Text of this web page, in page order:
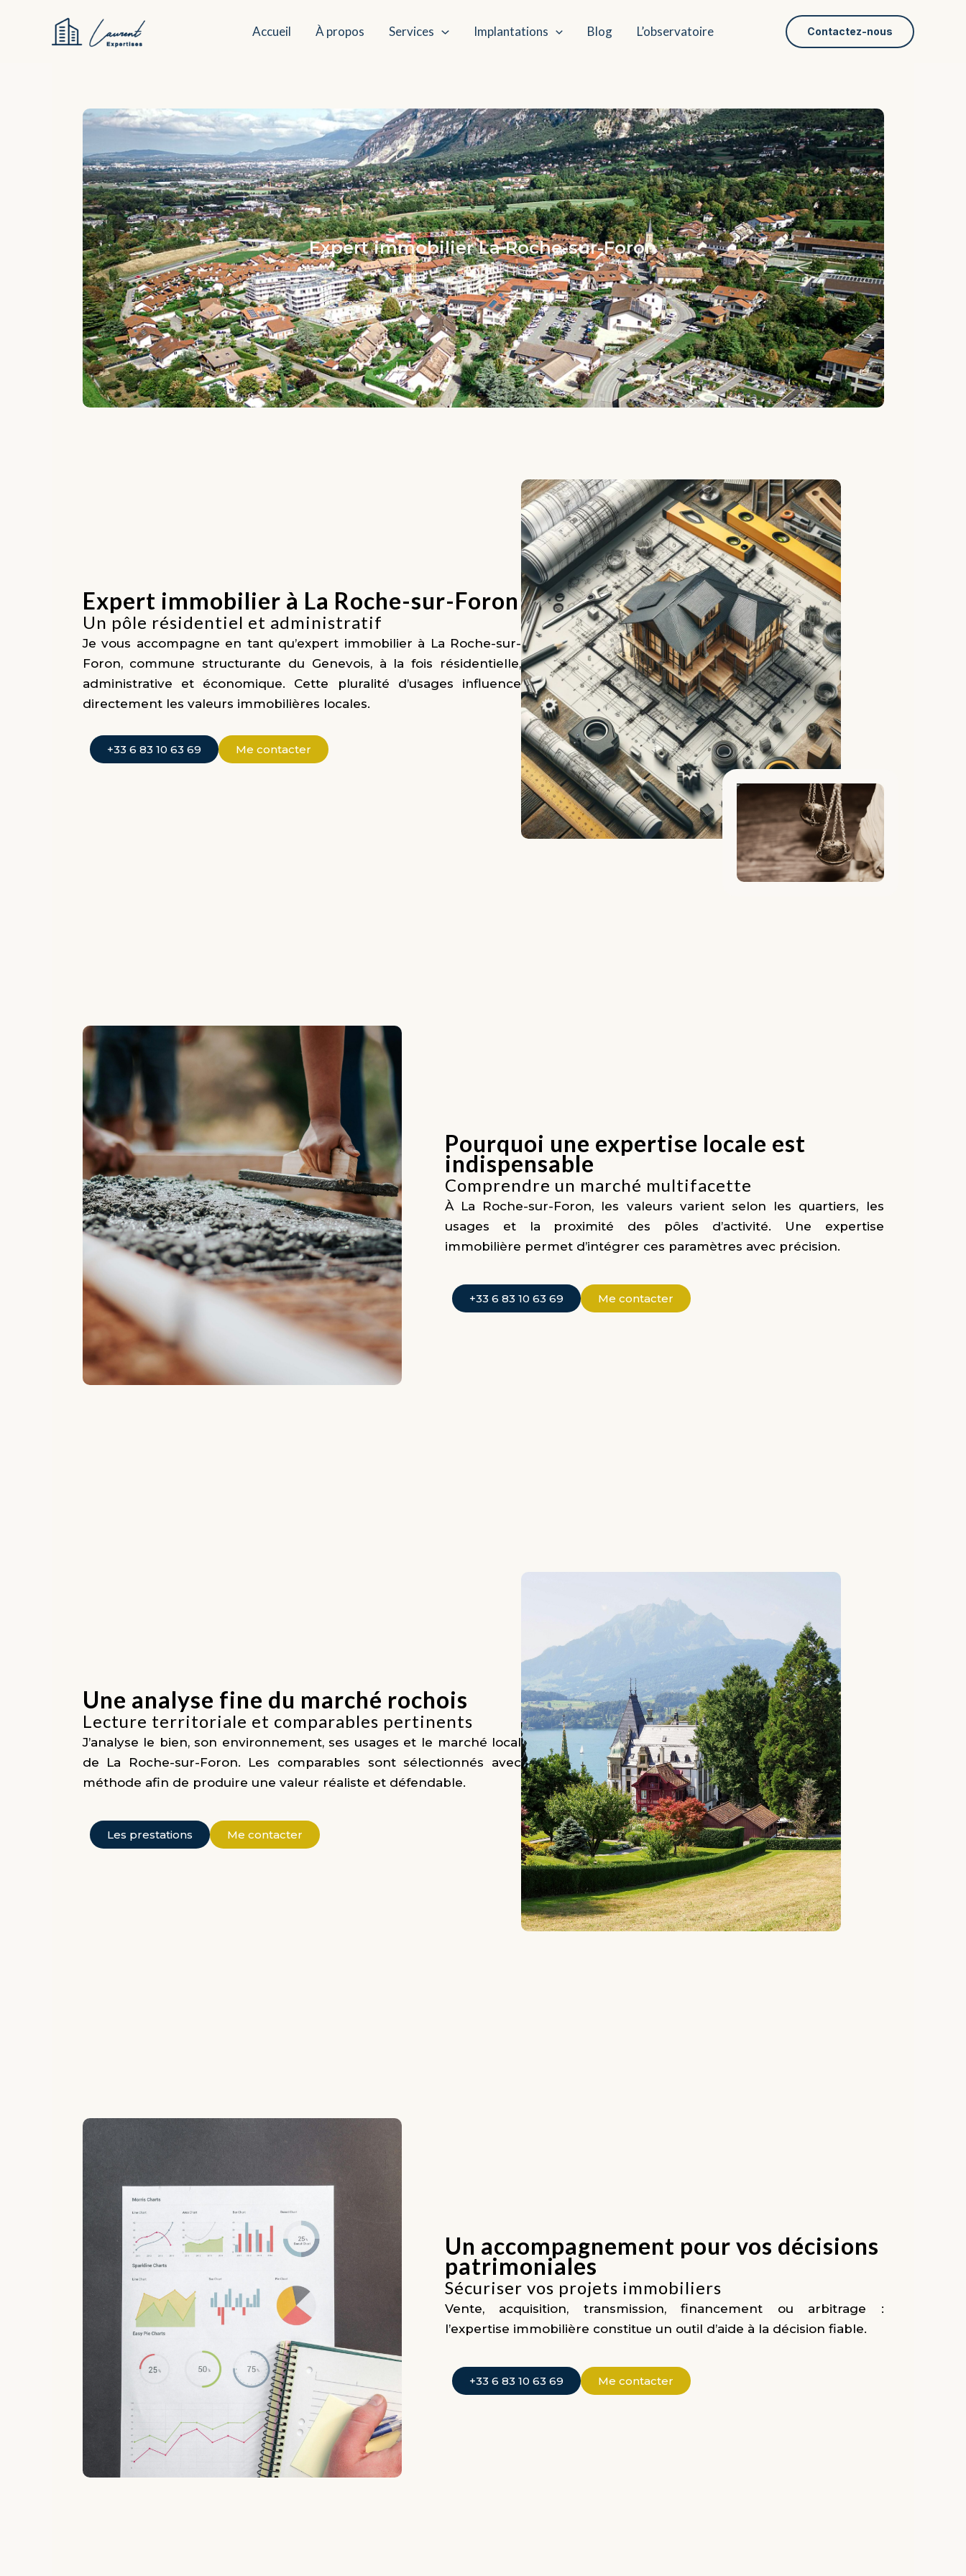
Accueil À propos Services Implantations Blog L’observatoire Contactez-nous
Expert immobilier La Roche-sur-Foron
Expert immobilier à La Roche-sur-Foron
Un pôle résidentiel et administratif
Je vous accompagne en tant qu’expert immobilier à La Roche-sur-
Foron, commune structurante du Genevois, à la fois résidentielle,
administrative et économique. Cette pluralité d’usages influence
directement les valeurs immobilières locales.
+33 6 83 10 63 69 Me contacter
Pourquoi une expertise locale est
indispensable
Comprendre un marché multifacette
À La Roche-sur-Foron, les valeurs varient selon les quartiers, les
usages et la proximité des pôles d’activité. Une expertise
immobilière permet d’intégrer ces paramètres avec précision.
+33 6 83 10 63 69 Me contacter
Une analyse fine du marché rochois
Lecture territoriale et comparables pertinents
J’analyse le bien, son environnement, ses usages et le marché local
de La Roche-sur-Foron. Les comparables sont sélectionnés avec
méthode afin de produire une valeur réaliste et défendable.
Les prestations Me contacter
Un accompagnement pour vos décisions
patrimoniales
Sécuriser vos projets immobiliers
Vente, acquisition, transmission, financement ou arbitrage :
l’expertise immobilière constitue un outil d’aide à la décision fiable.
+33 6 83 10 63 69 Me contacter